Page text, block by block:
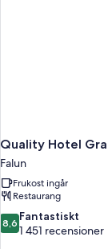
Quality Hotel
Falun
Frukost ingår
Restaurang
8.6
av
8,6 Fantastiskt
1 451 recensioner